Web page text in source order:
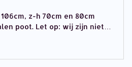
z-h 70cm en 80cm
poot. Let op: wij zijn niet…